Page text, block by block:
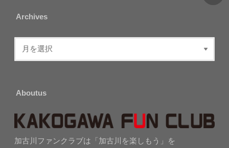
Archives
Aboutus
加古川ファンクラブは「加古川を楽しもう」を